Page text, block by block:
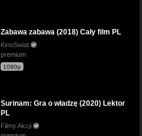
Zabawa zabawa (2018) Cały film PL
KinoSwiat
premium
1080p
Surinam: Gra o władzę (2020) Lektor
PL
Filmy Akcji